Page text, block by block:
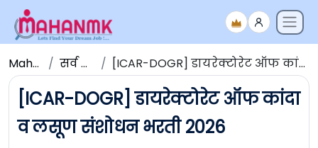
Maha NMK सर्व जाहिराती [ICAR-DOGR] डायरेक्टोरेट ऑफ कांदा व लसूण संशोधन भरती 2026
[ICAR-DOGR] डायरेक्टोरेट ऑफ कांदा
व लसूण संशोधन भरती 2026